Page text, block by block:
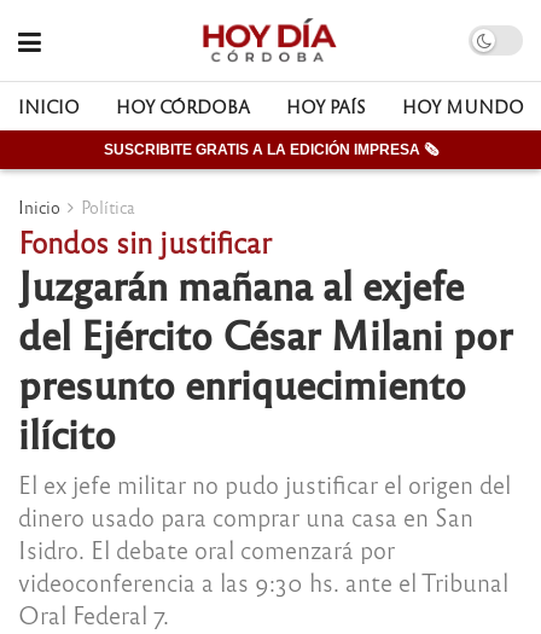
INICIO HOY CÓRDOBA HOY PAÍS HOY MUNDO
SUSCRIBITE GRATIS A LA EDICIÓN IMPRESA 🗞
Inicio Política
Fondos sin justificar
Juzgarán mañana al exjefe
del Ejército César Milani por
presunto enriquecimiento
ilícito
El ex jefe militar no pudo justificar el origen del
dinero usado para comprar una casa en San
Isidro. El debate oral comenzará por
videoconferencia a las 9:30 hs. ante el Tribunal
Oral Federal 7.